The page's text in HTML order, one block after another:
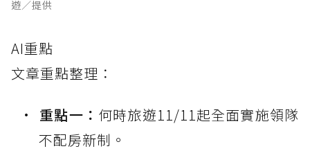
遊／提供
AI重點
文章重點整理：
重點一： 何時旅遊11/11起全面實施領隊
不配房新制。